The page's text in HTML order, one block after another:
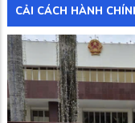
CẢI CÁCH HÀNH